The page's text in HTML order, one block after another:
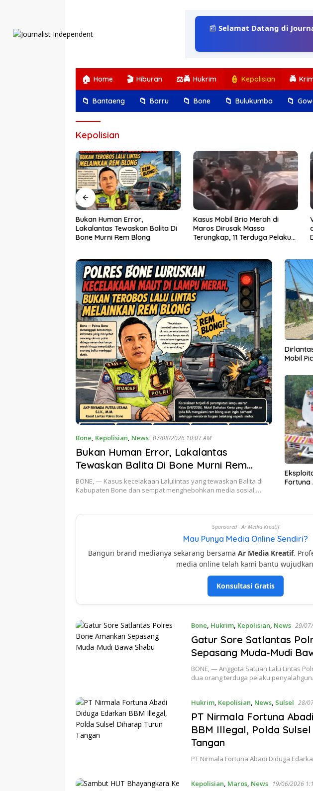
konten
📰 Selamat Datang di
🏠 Home 🎬 Hiburan ⚖️🚔 Hukrim 👮 Kepolisian 🚔
📁 Bantaeng 📁 Barru 📁 Bone 📁 Bulukumba 📁
Kepolisian
Bukan Human Error,
Lakalantas Tewaskan Balita Di
Bone Murni Rem Blong
Kasus Mobil Brio Merah di
Maros Dirusak Massa
Terungkap, 11 Terduga Pelaku
Bone, Kepolisian, News 07/08/2026 10:07 AM
Bukan Human Error, Lakalantas
Tewaskan Balita Di Bone Murni Rem
Blong
BONE, — Kasus kecelakaan Lalulintas yang tewaskan Balita di
Kabupaten Bone dan sempat menghebohkan media sosial,…
Mobil
Fortuna
Sponsored · Ar Media Kreatif
Mau Punya Media Online Sendiri?
Bangun brand medianya sekarang bersamaAr Media Kreatif.
media online telah kami bantu
Konsultasi Gratis
Bone, Hukrim, Kepolisian, News
Gatur Sore Satlantas
Sepasang Muda-Mudi
BONE, — Anggota Satuan Lalu Lintas
dua orang terduga pelaku
Hukrim, Kepolisian, News, Sulsel
PT Nirmala Fortuna
BBM Illegal, Polda Sulsel
Tangan
PT Nirmala Fortuna Abadi Diduga
Kepolisian, Maros, News 19/